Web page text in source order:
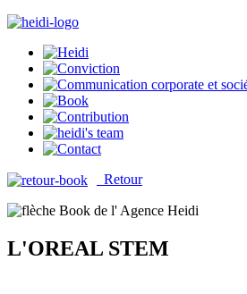
Retour
L'OREAL STEM